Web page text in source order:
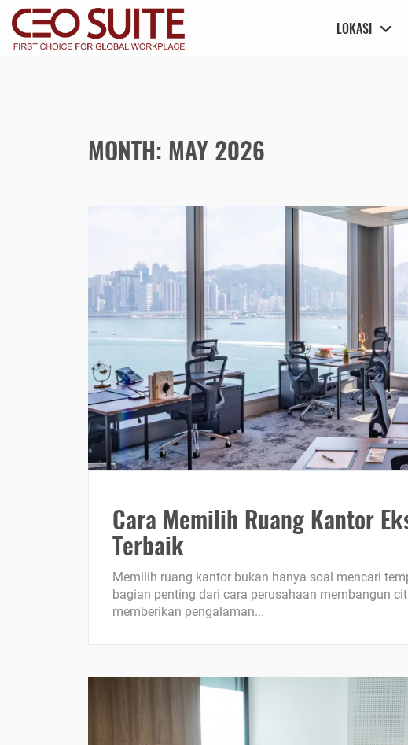
LOKASI
MONTH: MAY 2026
Cara Memilih Ruang Kantor
Terbaik
Memilih ruang kantor bukan hanya soal mencari
bagian penting dari cara perusahaan membangun
memberikan pengalaman...